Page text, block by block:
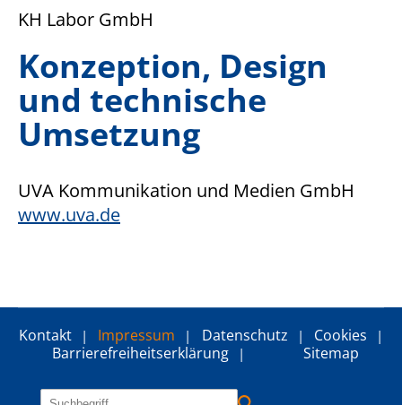
KH Labor GmbH
Konzeption, Design
und technische
Umsetzung
UVA Kommunikation und Medien GmbH
www.uva.de
Kontakt Impressum Datenschutz
Cookies
Barrierefreiheitserklärung
Sitemap